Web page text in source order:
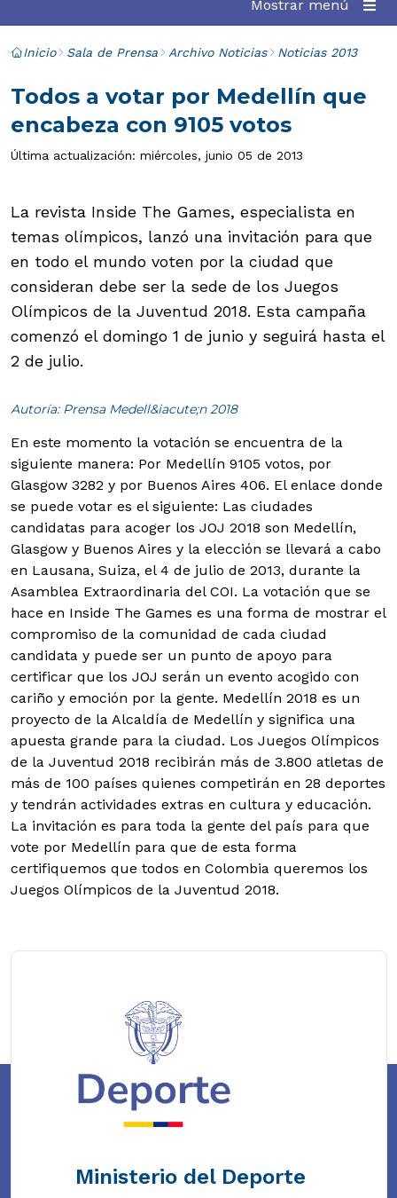
Mostrar menú
Inicio Sala de Prensa Archivo Noticias Noticias 2013
Todos a votar por Medellín que
encabeza con 9105 votos
Última actualización: miércoles, junio 05 de 2013
La revista Inside The Games, especialista en
temas olímpicos, lanzó una invitación para que
en todo el mundo voten por la ciudad que
consideran debe ser la sede de los Juegos
Olímpicos de la Juventud 2018. Esta campaña
comenzó el domingo 1 de junio y seguirá hasta el
2 de julio.
Autoría: Prensa Medell&iacute;n 2018
En este momento la votación se encuentra de la
siguiente manera: Por Medellín 9105 votos, por
Glasgow 3282 y por Buenos Aires 406. El enlace donde
se puede votar es el siguiente: Las ciudades
candidatas para acoger los JOJ 2018 son Medellín,
Glasgow y Buenos Aires y la elección se llevará a cabo
en Lausana, Suiza, el 4 de julio de 2013, durante la
Asamblea Extraordinaria del COI. La votación que se
hace en Inside The Games es una forma de mostrar el
compromiso de la comunidad de cada ciudad
candidata y puede ser un punto de apoyo para
certificar que los JOJ serán un evento acogido con
cariño y emoción por la gente. Medellín 2018 es un
proyecto de la Alcaldía de Medellín y significa una
apuesta grande para la ciudad. Los Juegos Olímpicos
de la Juventud 2018 recibirán más de 3.800 atletas de
más de 100 países quienes competirán en 28 deportes
y tendrán actividades extras en cultura y educación.
La invitación es para toda la gente del país para que
vote por Medellín para que de esta forma
certifiquemos que todos en Colombia queremos los
Juegos Olímpicos de la Juventud 2018.
Ministerio del Deporte